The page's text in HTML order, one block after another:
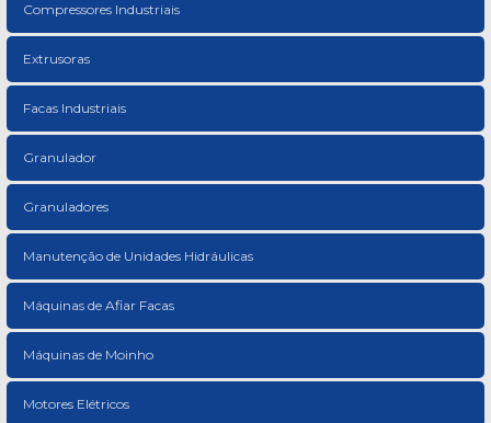
Compressores Industriais
Extrusoras
Facas Industriais
Granulador
Granuladores
Manutenção de Unidades Hidráulicas
Máquinas de Afiar Facas
Máquinas de Moinho
Motores Elétricos